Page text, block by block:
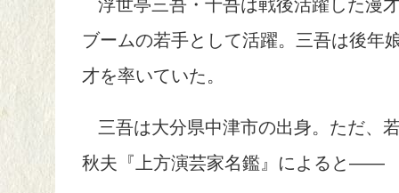
浮世亭三吾・十吾は戦後活躍した漫
ブームの若手として活躍。三吾は後年
才を率いていた。
三吾は大分県中津市の出身。ただ、
秋夫『上方演芸家名鑑』によると――